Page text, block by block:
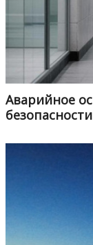
Аварийное